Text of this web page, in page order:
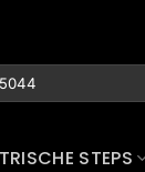
STEPS